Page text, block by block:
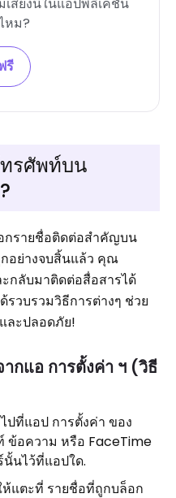
หม?
รี
รศัพท์บน
กรายชื่อติดต่อสำคัญบน
อย่างจบสิ้นแล้ว คุณ
กลับมาติดต่อสื่อสารได้
รวบรวมวิธีการต่างๆ ช่วย
ละปลอดภัย!
กแอ การตั้งค่า ฯ (วิธี
ปที่แอป การตั้งค่า ของ
ข้อความ หรือ FaceTime
นไว้ที่แอปใด.
แตะที่ รายชื่อที่ถูกบล็อก